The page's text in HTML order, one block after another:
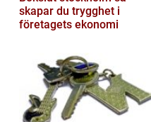
skapar du trygghet i
företagets ekonomi